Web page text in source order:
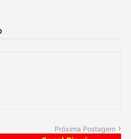
Próxima Postagem